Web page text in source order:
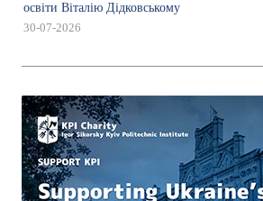
освіти Віталію Дідковському
30-07-2026